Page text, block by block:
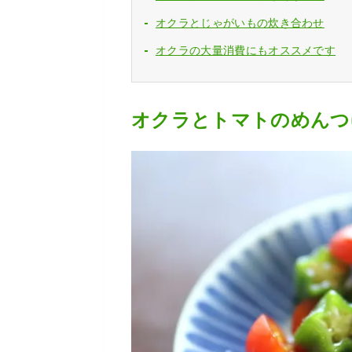
オクラとじゃがいもの炊き合わせ
オクラの大量消費にもオススメです
オクラとトマトのめん